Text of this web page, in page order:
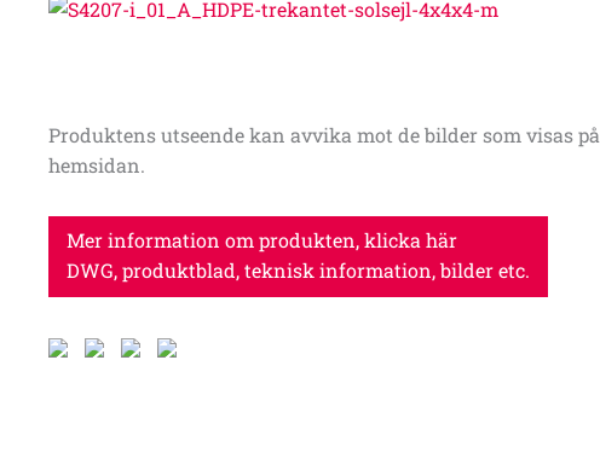
Produktens utseende kan avvika mot de bilder som visas på
hemsidan.
Mer information om produkten, klicka här
DWG, produktblad, teknisk information, bilder etc.